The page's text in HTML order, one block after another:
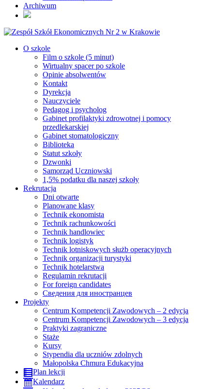
Archiwum
O szkole
Film o szkole (5 minut)
Wirtualny spacer po szkole
Opinie absolwentów
Kontakt
Dyrekcja
Nauczyciele
Pedagog i psycholog
Gabinet profilaktyki zdrowotnej i pomocy
przedlekarskiej
Gabinet stomatologiczny
Biblioteka
Statut szkoły
Dzwonki
Samorząd Uczniowski
1,5% podatku dla naszej szkoły
Rekrutacja
Dni otwarte
Planowane klasy
Technik ekonomista
Technik rachunkowości
Technik handlowiec
Technik logistyk
Technik lotniskowych służb operacyjnych
Technik organizacji turystyki
Technik hotelarstwa
Regulamin rekrutacji
For foreign candidates
Сведения для иностранцев
Projekty
Centrum Kompetencji Zawodowych – 2 edycja
Centrum Kompetencji Zawodowych – 3 edycja
Praktyki zagraniczne
Staże
Kursy
Stypendia dla uczniów zdolnych
Małopolska Chmura Edukacyjna
Plan lekcji
Kalendarz